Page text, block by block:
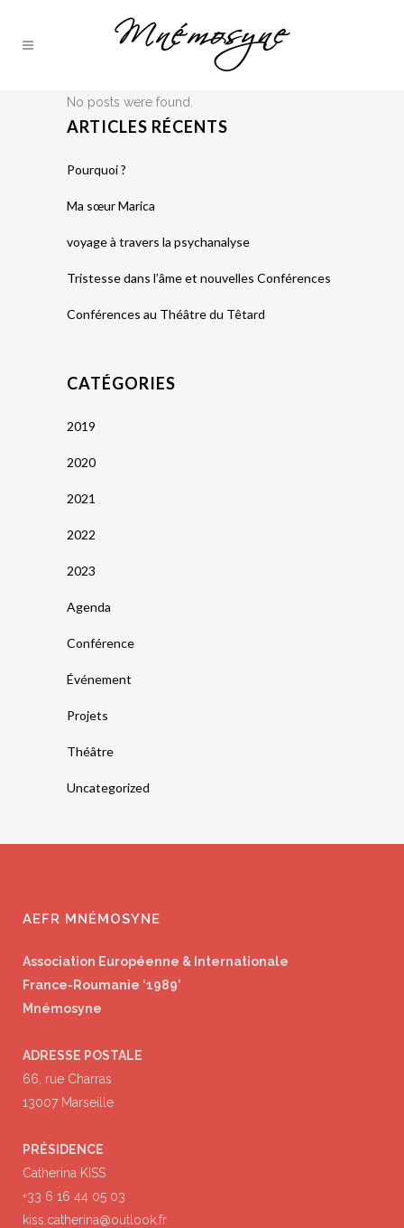
No posts were found.
ARTICLES RÉCENTS
Pourquoi ?
Ma sœur Marica
voyage à travers la psychanalyse
Tristesse dans l’âme et nouvelles Conférences
Conférences au Théâtre du Têtard
CATÉGORIES
2019
2020
2021
2022
2023
Agenda
Conférence
Événement
Projets
Théâtre
Uncategorized
AEFR MNÉMOSYNE
Association Européenne & Internationale
France-Roumanie ‘1989’
Mnémosyne
ADRESSE POSTALE
66, rue Charras
13007 Marseille
PRÉSIDENCE
Catherina KISS
+33 6 16 44 05 03
kiss.catherina@outlook.fr